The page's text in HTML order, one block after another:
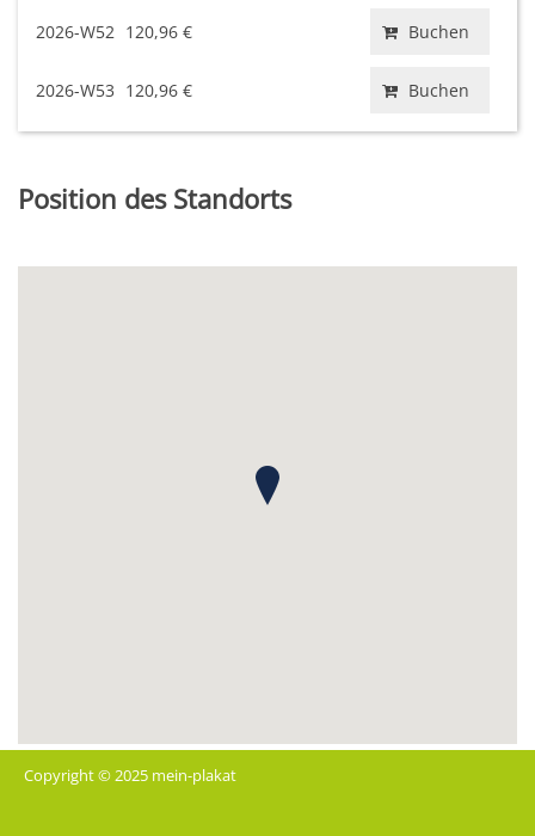
2026-W52 120,96 € Buchen
2026-W53 120,96 € Buchen
Position des Standorts
Copyright © 2025 mein-plakat